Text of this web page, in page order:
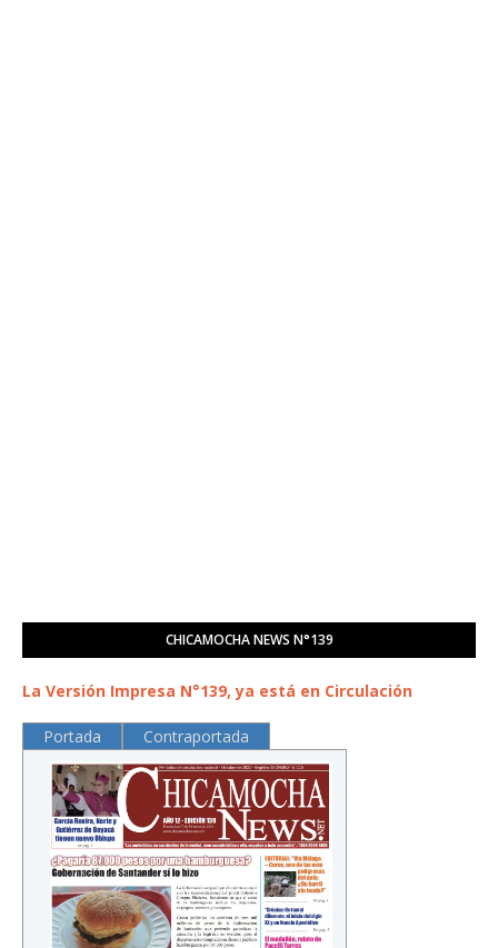
CHICAMOCHA NEWS N°139
La Versión Impresa N°139, ya está en Circulación
Portada Contraportada